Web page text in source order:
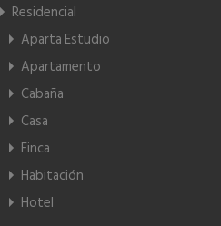
Residencial
Aparta Estudio
Apartamento
Cabaña
Casa
Finca
Habitación
Hotel